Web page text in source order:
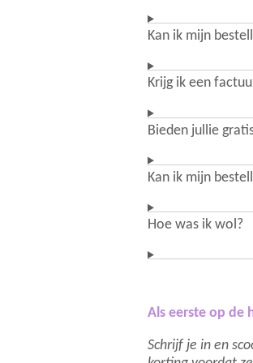
Kan ik mijn
Krijg ik een
Bieden jullie
Kan ik mijn
Hoe was ik wol?
Als eerste op de
Schrijf je in en